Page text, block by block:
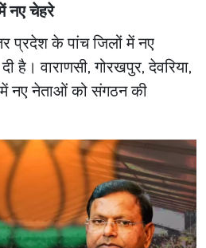
नए चेहरे
प्रदेश के पांच जिलों में नए
है। वाराणसी, गोरखपुर, देवरिया,
नए नेताओं को संगठन की